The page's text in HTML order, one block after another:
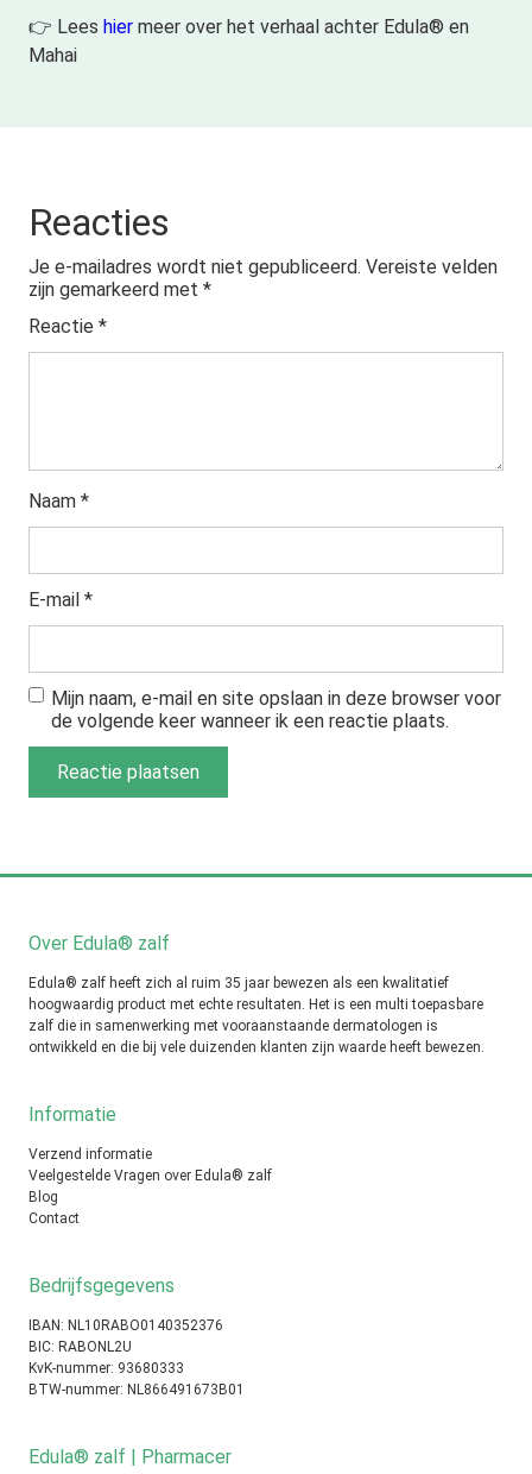
👉 Lees hier meer over het verhaal achter Edula® en
Mahai
Reacties
Je e-mailadres wordt niet gepubliceerd. Vereiste velden
zijn gemarkeerd met *
Reactie *
Naam *
E-mail *
Mijn naam, e-mail en site opslaan in deze browser voor
de volgende keer wanneer ik een reactie plaats.
Over Edula® zalf
Edula® zalf heeft zich al ruim 35 jaar bewezen als een kwalitatief
hoogwaardig product met echte resultaten. Het is een multi toepasbare
zalf die in samenwerking met vooraanstaande dermatologen is
ontwikkeld en die bij vele duizenden klanten zijn waarde heeft bewezen.
Informatie
Verzend informatie
Veelgestelde Vragen over Edula® zalf
Blog
Contact
Bedrijfsgegevens
IBAN: NL10RABO0140352376
BIC: RABONL2U
KvK-nummer: 93680333
BTW-nummer: NL866491673B01
Edula® zalf | Pharmacer